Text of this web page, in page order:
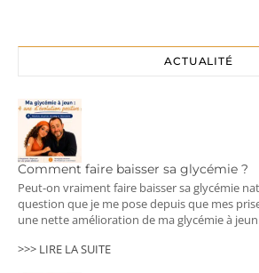
ACTUALITÉ
Comment faire baisser sa glycémie ?
Peut-on vraiment faire baisser sa glycémie
question que je me pose depuis que mes
une nette amélioration de ma glycémie à
>>> LIRE LA SUITE